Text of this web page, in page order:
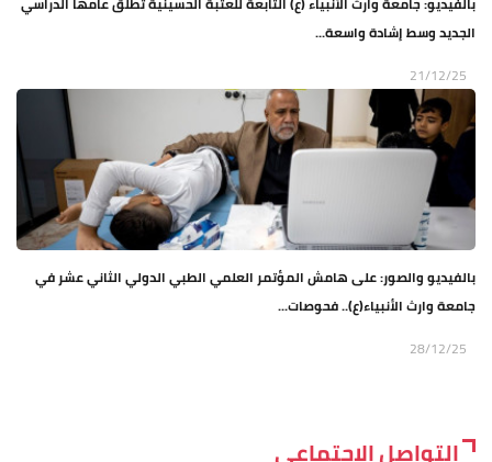
الجديد وسط إشادة واسعة...
21/12/25
بالفيديو والصور: على هامش المؤتمر العلمي الطبي الدولي الثاني عشر في
جامعة وارث الأنبياء(ع).. فحوصات...
28/12/25
التواصل الاجتماعي